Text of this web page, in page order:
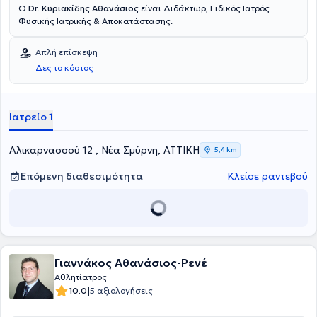
Ο Dr. Κυριακίδης Αθανάσιος είναι Διδάκτωρ, Ειδικός Ιατρός
Φυσικής Ιατρικής & Αποκατάστασης.
Απλή επίσκεψη
Δες το κόστος
Ιατρείο 1
Αλικαρνασσού 12 , Νέα Σμύρνη, ΑΤΤΙΚΗ 5,4 km
Επόμενη διαθεσιμότητα Κλείσε ραντεβού
Γιαννάκος Αθανάσιος-Ρενέ
Αθλητίατρος
10.0|5 αξιολογήσεις